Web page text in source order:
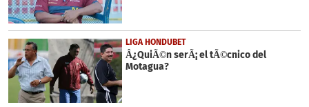
LIGA HONDUBET
Â¿QuiÃ©n serÃ¡ el tÃ©cnico del
Motagua?